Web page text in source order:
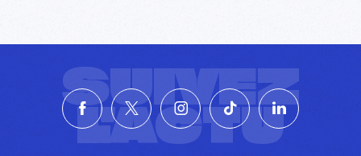
SUIVEZ
L'ACTU